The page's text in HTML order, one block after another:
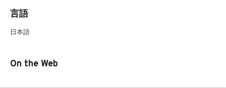
言語
日本語
On the Web